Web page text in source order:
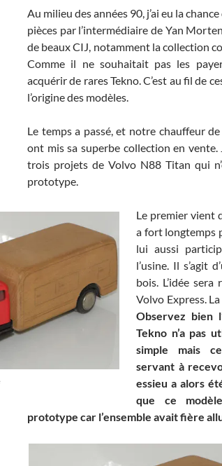
Au milieu des années 90, j’ai eu la
pièces par l’intermédiaire de Yan
de beaux CIJ, notamment la collection
Comme il ne souhaitait pas les
acquérir de rares Tekno. C’est au fil de
l’origine des modèles.
Le temps a passé, et notre chauffeur
ont mis sa superbe collection en vente.
trois projets de Volvo N88 Titan qui
prototype.
Le premier vient
a fort longtemps
lui aussi
l’usine. Il s’agit
bois. L’idée
Volvo Express.
Observez bien
Tekno n’a pas
simple mais
servant à
essieu a alors
que ce
prototype car l’ensemble avait fière